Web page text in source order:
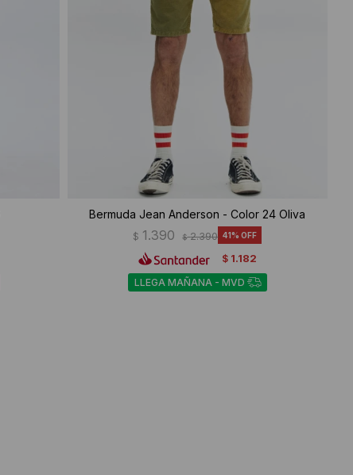
Bermuda Jean Anderson - Color 24 Oliva
$ 1.390 $ 2.390 41
$ 1.182
LLEGA MAÑANA - MVD